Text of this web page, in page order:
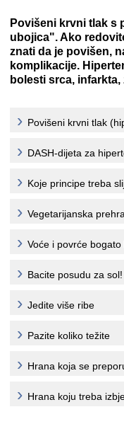
Povišeni krvni tlak s
ubojica". Ako
znati da je povišen,
komplikacije.
bolesti srca,
Povišeni krvni tlak
DASH-dijeta za
Koje principe treba
Vegetarijanska
Voće i povrće bogato
Bacite posudu za sol!
Jedite više ribe
Pazite koliko težite
Hrana koja se
Hrana koju treba